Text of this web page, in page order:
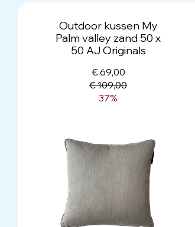
Outdoor kussen My
Palm valley zand 50 x
50 AJ Originals
€ 69,00
€ 109,00
37%